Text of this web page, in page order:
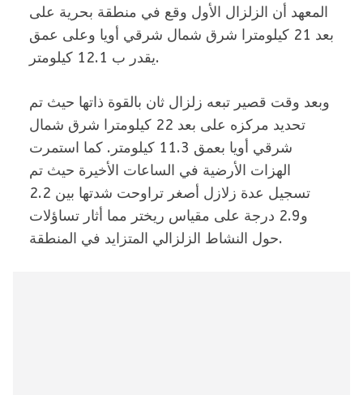
المعهد أن الزلزال الأول وقع في منطقة بحرية على
بعد 21 كيلومترا شرق شمال شرقي أويا وعلى عمق
يقدر ب 12.1 كيلومتر.
وبعد وقت قصير تبعه زلزال ثان بالقوة ذاتها حيث تم
تحديد مركزه على بعد 22 كيلومترا شرق شمال
شرقي أويا بعمق 11.3 كيلومتر. كما استمرت
الهزات الأرضية في الساعات الأخيرة حيث تم
تسجيل عدة زلازل أصغر تراوحت شدتها بين 2.2
و2.9 درجة على مقياس ريختر مما أثار تساؤلات
حول النشاط الزلزالي المتزايد في المنطقة.